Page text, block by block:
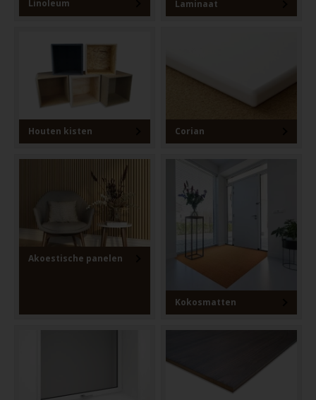
Linoleum Laminaat
Houten kisten Corian
Akoestische panelen
Kokosmatten